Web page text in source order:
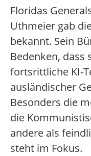
Floridas
Uthmeier gab
bekannt. Sein
Bedenken, dass
fortsrittliche KI-
ausländischer
Besonders die
die
andere als
steht im Fokus.